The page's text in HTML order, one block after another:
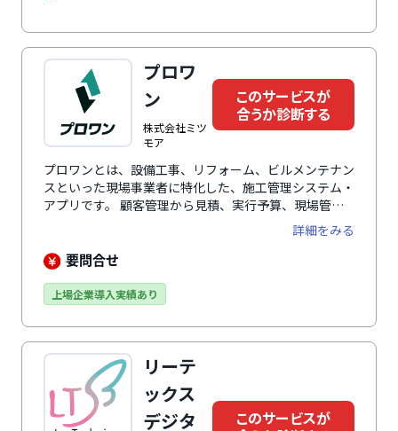
搭載しています。法務担当者や法務部をワンストップで
サポートすることもでき、社内法務・企業内弁護士・顧
問弁護士としての役割も果たします。
プロワ
ン
株式会社ミツ
モア
このサービスが
合うか診断する
プロワンとは、設備工事、リフォーム、ビルメンテナン
スといった現場事業者に特化した、施工管理システム・
アプリです。 顧客管理から見積、実行予算、現場管
理、請求、会計ソフトに連携するための仕訳データ生成
まで、現場と営業担当者の業務を一気通貫でカバーしま
す。業界特化ならではの業務フローと、エンタープライ
徴です。売上の最大化と事務工数の削減を同時に実現し
詳細をみる
要問合せ
上場企業導入実績あり
リーテ
ックス
デジタ
このサービスが